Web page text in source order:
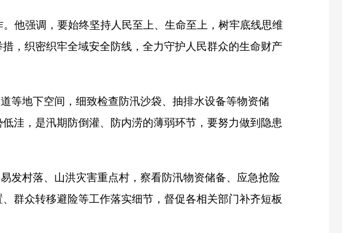
他强调，要始终坚持人民至上、生命至上，树牢底线思维
，织密织牢全域安全防线，全力守护人民群众的生命财产
等地下空间，细致检查防汛沙袋、抽排水设备等物资储
洼，是汛期防倒灌、防内涝的薄弱环节，要努力做到隐患
发村落、山洪灾害重点村，察看防汛物资储备、应急抢险
群众转移避险等工作落实细节，督促各相关部门补齐短板